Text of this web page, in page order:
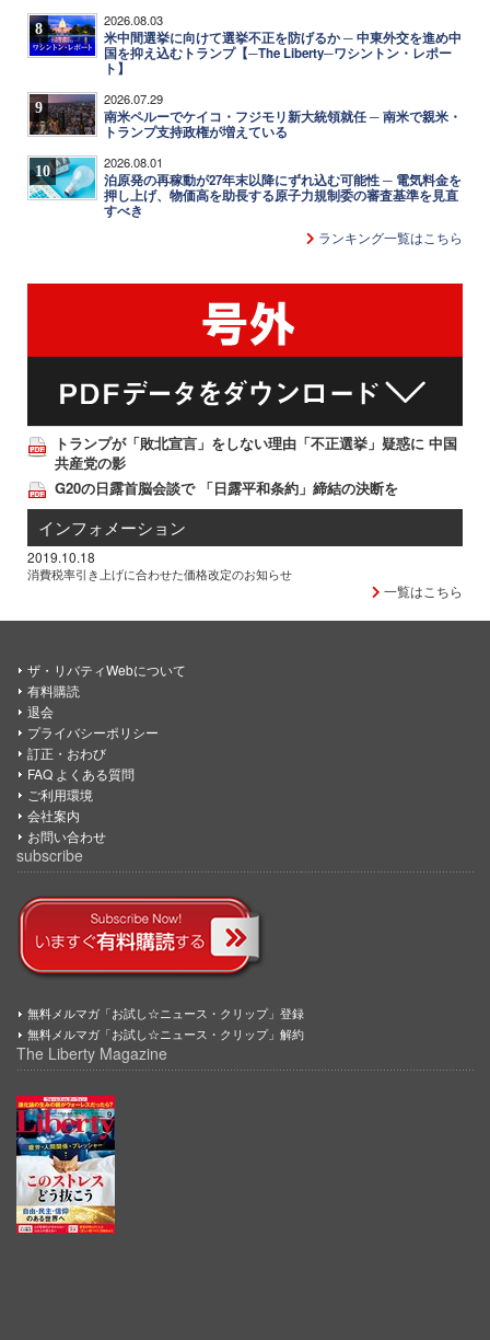
8 2026.08.03
米中間選挙に向けて選挙不正を防げるか ─ 中東外交を進め中
国を抑え込むトランプ【─The Liberty─ワシントン・レポー
ト】
9 2026.07.29
南米ペルーでケイコ・フジモリ新大統領就任 ─ 南米で親米・
トランプ支持政権が増えている
10 2026.08.01
泊原発の再稼動が27年末以降にずれ込む可能性 ─ 電気料金を
押し上げ、物価高を助長する原子力規制委の審査基準を見直
すべき
ランキング一覧はこちら
トランプが「敗北宣言」をしない理由「不正選挙」疑惑に 中国
共産党の影
G20の日露首脳会談で 「日露平和条約」締結の決断を
インフォメーション
2019.10.18
消費税率引き上げに合わせた価格改定のお知らせ
一覧はこちら
ザ・リバティWebについて
有料購読
退会
プライバシーポリシー
訂正・おわび
FAQ よくある質問
ご利用環境
会社案内
お問い合わせ
subscribe
無料メルマガ「お試し☆ニュース・クリップ」登録
無料メルマガ「お試し☆ニュース・クリップ」解約
The Liberty Magazine